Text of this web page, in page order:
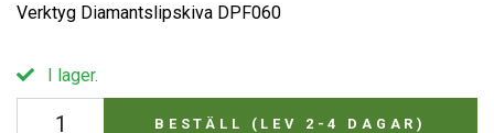
Verktyg Diamantslipskiva DPF060
I lager.
BESTÄLL (LEV 2-4 DAGAR)